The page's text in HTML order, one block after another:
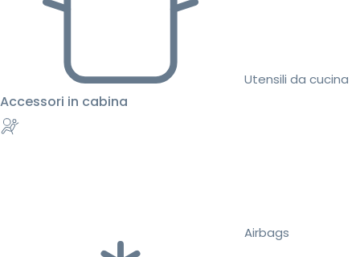
Utensili da cucina
Accessori in cabina
Airbags